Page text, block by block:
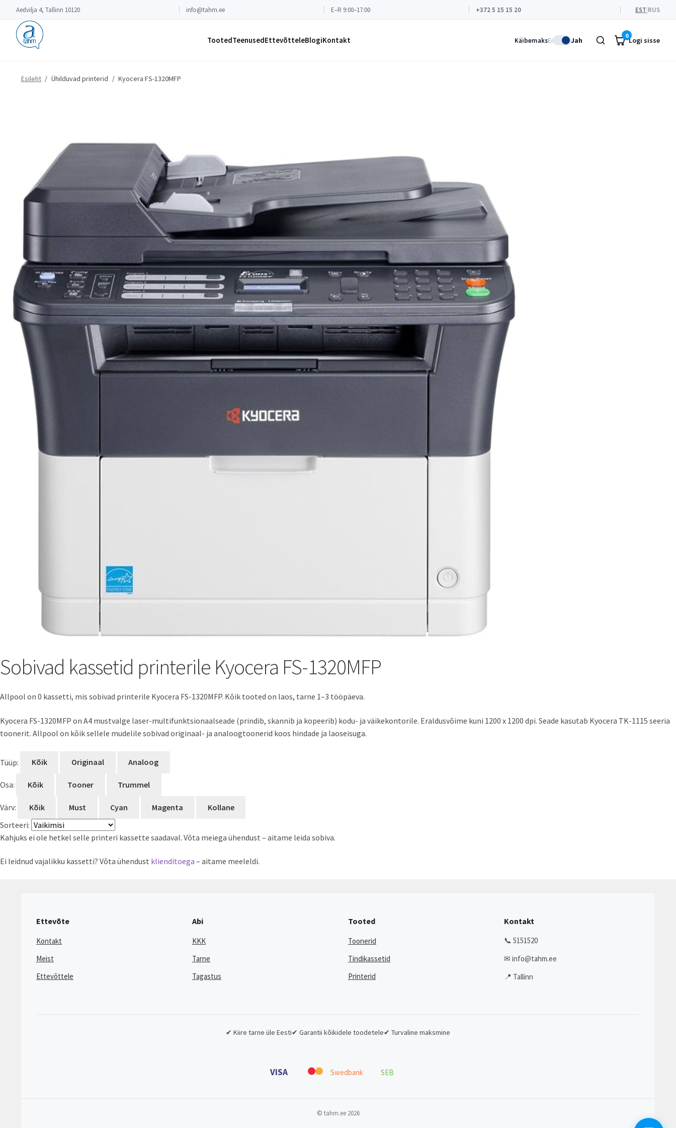
Aedvilja 4, Tallinn 10120 info@tahm.ee E–R 9:00–17:00 +372 5 15 15 20 EST|RUS
TootedTeenusedEttevõtteleBlogiKontakt KäibemaksEi Jah
0
Logi sisse
Esileht / Ühilduvad printerid / Kyocera FS-1320MFP
Sobivad kassetid printerile Kyocera FS-1320MFP
Allpool on 0 kassetti, mis sobivad printerile Kyocera FS-1320MFP. Kõik tooted on laos, tarne 1–3 tööpäeva.
Kyocera FS-1320MFP on A4 mustvalge laser-multifunktsionaalseade (prindib, skannib ja kopeerib) kodu- ja väikekontorile. Eraldusvõime kuni 1200 x 1200 dpi. Seade kasutab Kyocera TK-1115 seeria
toonerit. Allpool on kõik sellele mudelile sobivad originaal- ja analoogtoonerid koos hindade ja laoseisuga.
Tüüp: Kõik Originaal Analoog
Osa: Kõik Tooner Trummel
Värv: Kõik Must Cyan Magenta
Kollane
Sorteeri:
Kahjuks ei ole hetkel selle printeri kassette saadaval. Võta meiega ühendust – aitame leida sobiva.
Ei leidnud vajalikku kassetti? Võta ühendust klienditoega – aitame meeleldi.
Ettevõte
Kontakt
Meist
Ettevõttele
Abi
KKK
Tarne
Tagastus
Tooted
Toonerid
Tindikassetid
Printerid
Kontakt
📞 5151520
✉ info@tahm.ee
📍 Tallinn
✔ Kiire tarne üle Eesti✔ Garantii kõikidele toodetele✔ Turvaline maksmine
VISA Swedbank SEB
© tahm.ee 2026